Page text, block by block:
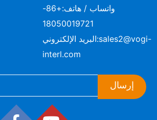
واتساب / هاتف:
+86-
18050019721
البريد الإلكتروني:sales2@vogi-
interl.com
إرسال